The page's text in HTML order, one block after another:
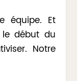
équipe. Et
début du
Notre